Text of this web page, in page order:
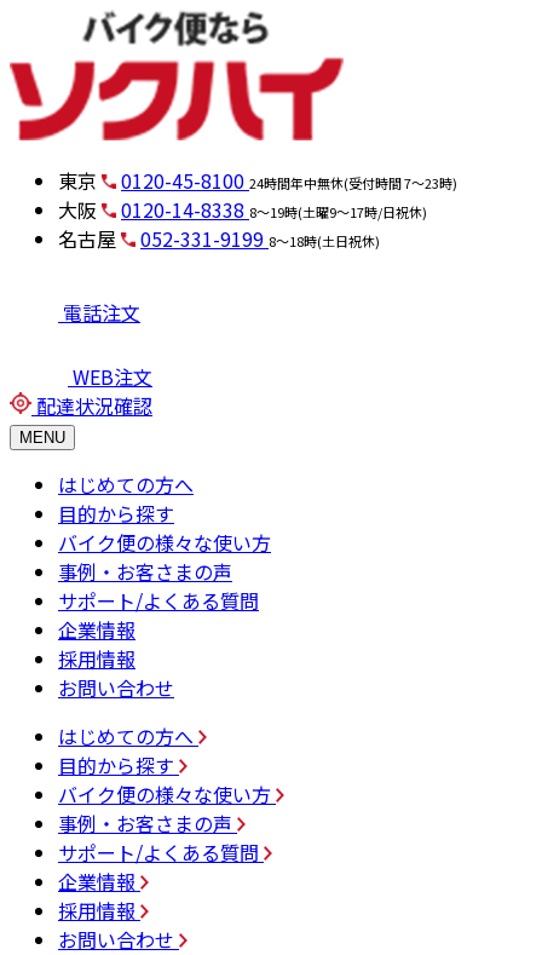
東京 0120-45-8100 24時間年中無休(受付時間 7～23時)
大阪 0120-14-8338 8～19時(土曜9～17時/日祝休)
名古屋 052-331-9199 8～18時(土日祝休)
電話注文
WEB注文
配達状況確認
MENU
はじめての方へ
目的から探す
バイク便の様々な使い方
事例・お客さまの声
サポート/よくある質問
企業情報
採用情報
お問い合わせ
はじめての方へ
目的から探す
バイク便の様々な使い方
事例・お客さまの声
サポート/よくある質問
企業情報
採用情報
お問い合わせ